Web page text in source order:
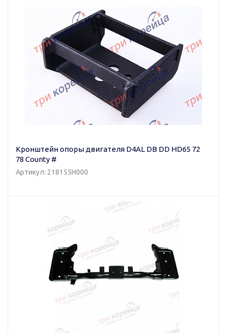
Кронштейн опоры двигателя D4AL DB DD HD65 72
78 County #
Артикул: 218155H000